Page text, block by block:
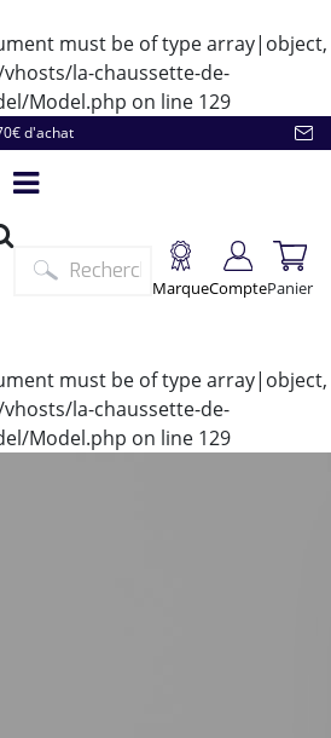
must be of type array|object,
la-chaussette-de-
Model.php on line 129
d'achat
MarqueComptePanier
must be of type array|object,
la-chaussette-de-
Model.php on line 129